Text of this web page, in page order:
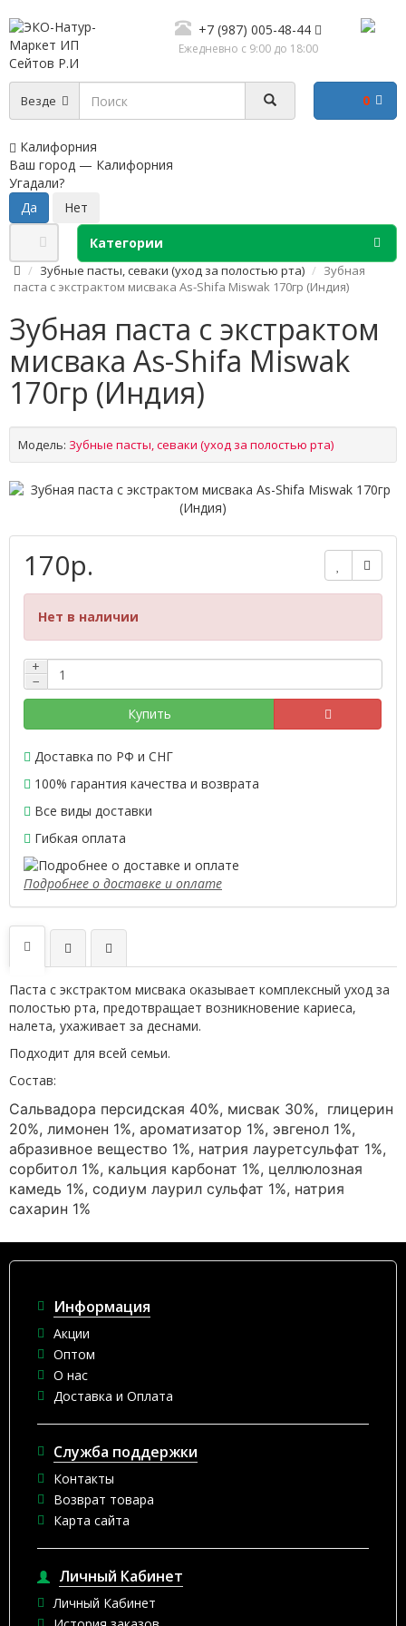
+7 (987) 005-48-44
Ежедневно с 9:00 до 18:00
Везде
Калифорния
Ваш город — Калифорния
Угадали?
0
Категории
Зубные пасты, севаки (уход за полостью рта)
Зубная
паста с экстрактом мисвака As-Shifa Miswak 170гр (Индия)
Зубная паста с экстрактом
мисвака As-Shifa Miswak
170гр (Индия)
Модель: Зубные пасты, севаки (уход за полостью рта)
170р.
Нет в наличии
+
−
Купить
Доставка по РФ и СНГ
100% гарантия качества и возврата
Все виды доставки
Гибкая оплата
Подробнее о доставке и оплате
Паста с экстрактом мисвака оказывает комплексный уход за
полостью рта, предотвращает возникновение кариеса,
налета, ухаживает за деснами.
Подходит для всей семьи.
Состав:
Сальвадора персидская 40%, мисвак 30%, глицерин
20%, лимонен 1%, ароматизатор 1%, эвгенол 1%,
абразивное вещество 1%, натрия лауретсульфат 1%,
сорбитол 1%, кальция карбонат 1%, целлюлозная
камедь 1%, содиум лаурил сульфат 1%, натрия
сахарин 1%
Информация
Акции
Оптом
О нас
Доставка и Оплата
Служба поддержки
Контакты
Возврат товара
Карта сайта
Личный Кабинет
Личный Кабинет